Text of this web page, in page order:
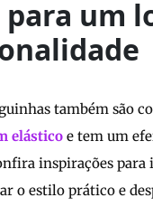
um
também são
elástico e tem um
inspirações para
o estilo prático e